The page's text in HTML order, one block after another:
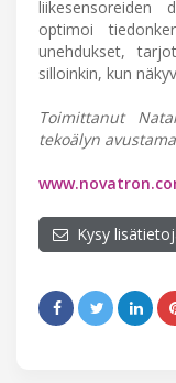
liikesensoreiden
optimoi
unehdukset,
silloinkin, kun
Toimittanut
tekoälyn
Kysy